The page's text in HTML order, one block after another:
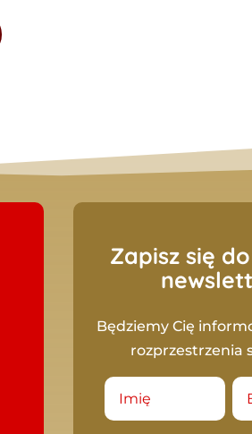
Zapisz się
Będziemy Cię
rozprzestrzenia